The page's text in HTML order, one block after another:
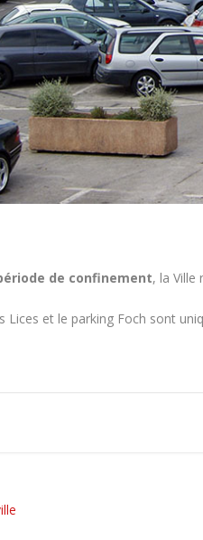
de confinement, la Ville
Lices et le parking Foch sont